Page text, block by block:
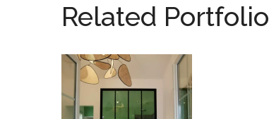
Related Portfolio
Villa – Draguignan
INDIVIDUALS